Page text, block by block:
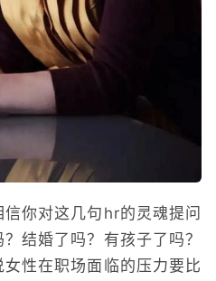
你对这几句hr的灵魂提问
结婚了吗？有孩子了吗？
性在职场面临的压力要比